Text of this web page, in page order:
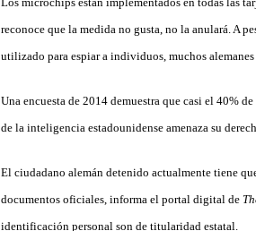
reconoce que la medida no gusta, no la anulará. A
utilizado para espiar a individuos, muchos alemanes
Una encuesta de 2014 demuestra que casi el 40%
de la inteligencia estadounidense amenaza su
El ciudadano alemán detenido actualmente tiene
documentos oficiales, informa el portal digital de
identificación personal son de titularidad estatal.